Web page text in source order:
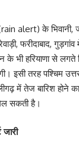
alert) के भिवानी,
फरीदाबाद,
के भी हरियाणा से
इसी तरह पश्चिम
में तेज बारिश होने
सकती है।